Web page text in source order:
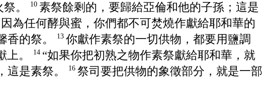
。 10 素祭餘剩的，要歸給亞倫和他的子孫；這是
為任何酵與蜜，你們都不可焚燒作獻給耶和華的
香的祭。 13 你獻作素祭的一切供物，都要用鹽調
上。
14 “如果你把初熟之物作素祭獻給耶和華，就
這是素祭。 16 祭司要把供物的象徵部分，就是一部